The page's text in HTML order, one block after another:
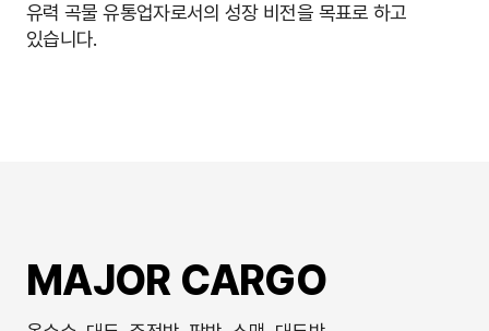
유력 곡물 유통업자로서의 성장 비전을 목표로 하고
있습니다.
MAJOR CARGO